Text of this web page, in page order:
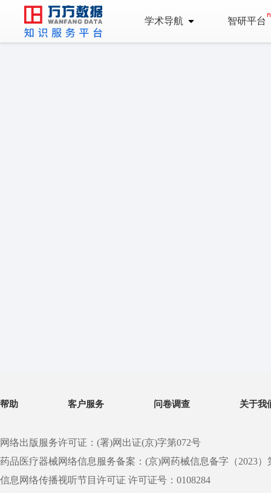
学术导航 智研平台
帮助 客户服务 问卷调查 关于我
网络出版服务许可证：(署)网出证(京)字第072号
药品医疗器械网络信息服务备案：(京)网药械信息备字（2023）
信息网络传播视听节目许可证 许可证号：0108284